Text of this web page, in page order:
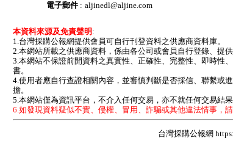
電子郵件 : aljinedl@aljine.com
本資料來源及免責聲明 :
1.台灣採購公報網提供會員可自行刊登資料之供應商資料庫。
2.本網站所載之供應商資料，係由各公司或會員自行登錄、提
3.本網站不保證前開資料之真實性、正確性、完整性、即時性
書。
4.使用者應自行查證相關內容，並審慎判斷是否採信、聯繫或
擔。
5.本網站僅為資訊平台，不介入任何交易，亦不就任何交易結
6.如發現資料疑似不實、侵權、冒用、詐騙或其他違法情事，
台灣採購公報網